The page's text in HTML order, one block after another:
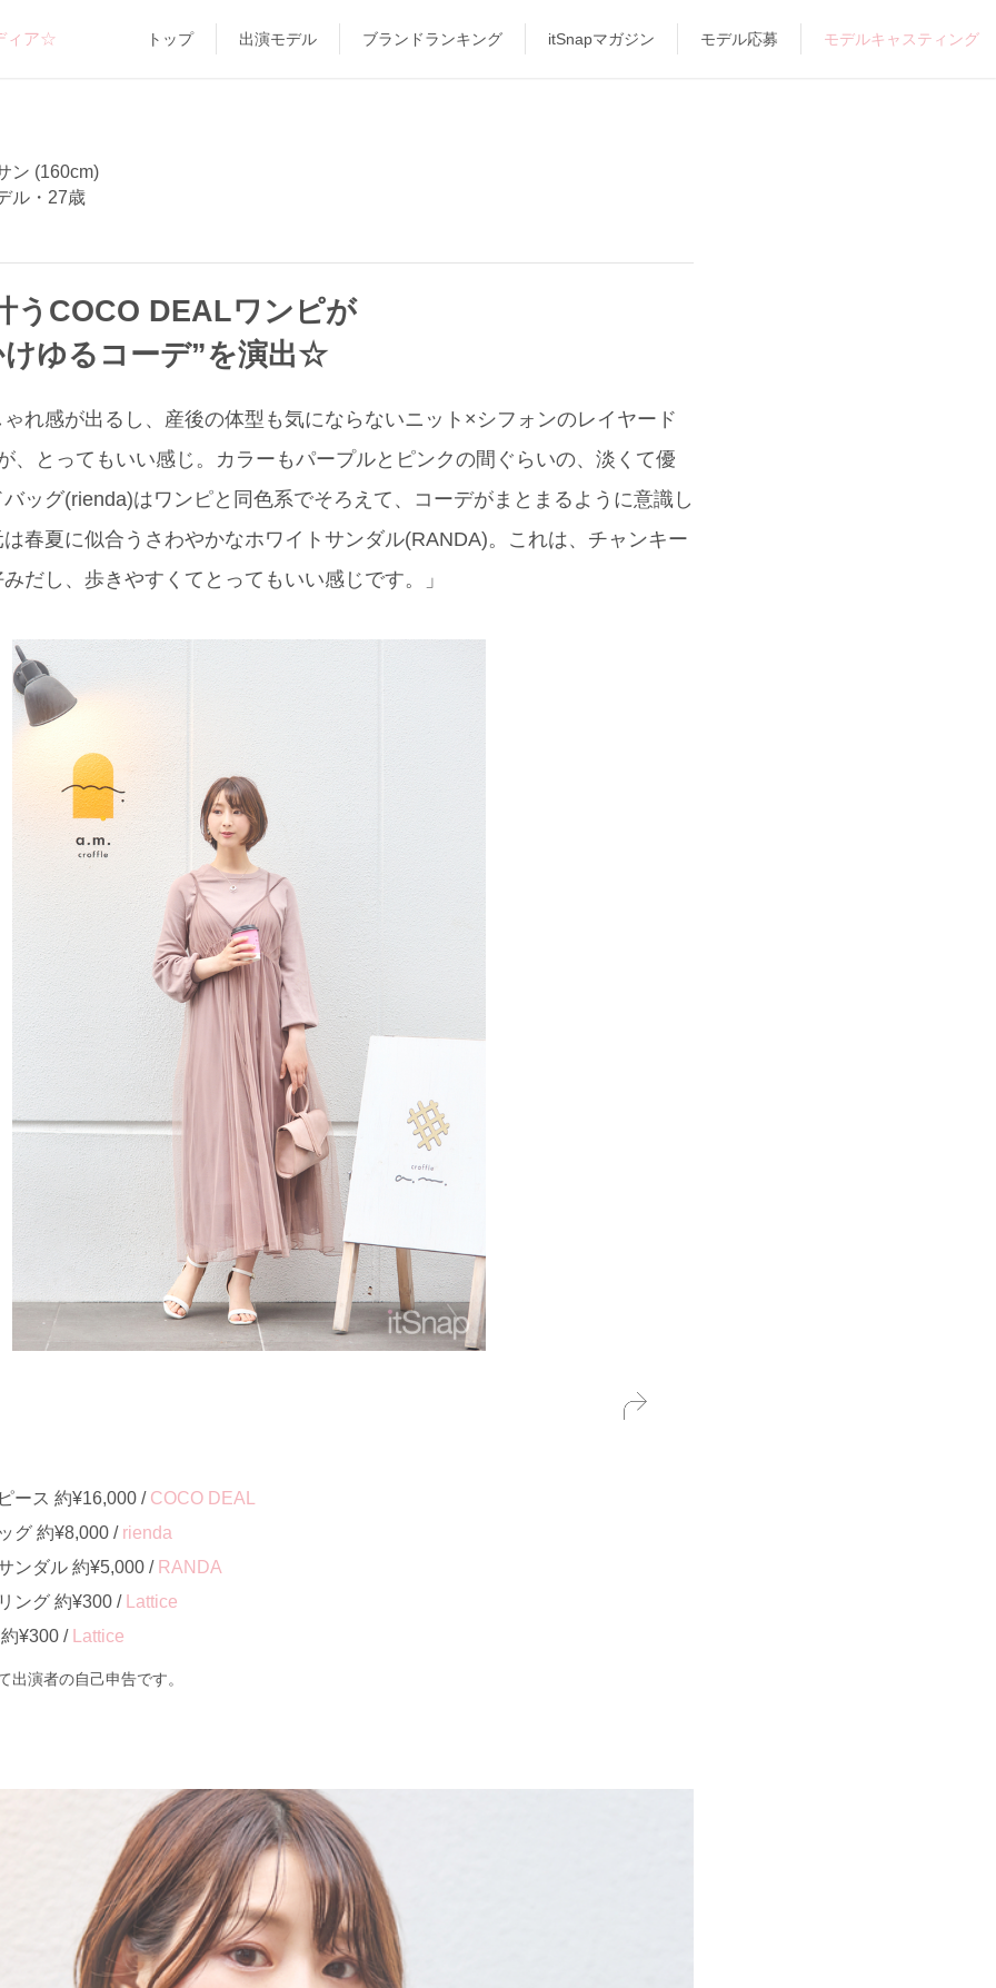
ィア☆ トップ 出演モデル ブランドランキング itSnapマガジン モデル応募 モデルキャスティング
ン (160cm)
ル・27歳
うCOCO DEALワンピが
ゆるコーデ”を演出☆
れ感が出るし、産後の体型も気にならないニット×シフォンのレイヤード
、とってもいい感じ。カラーもパープルとピンクの間ぐらいの、淡くて優
ッグ(rienda)はワンピと同色系でそろえて、コーデがまとまるように意識し
春夏に似合うさわやかなホワイトサンダル(RANDA)。これは、チャンキー
だし、歩きやすくてとってもいい感じです。」
ース 約¥16,000 / COCO DEAL
グ 約¥8,000 / rienda
ンダル 約¥5,000 / RANDA
ング 約¥300 /
Lattice
¥300 /
Lattice
演者の自己申告です。